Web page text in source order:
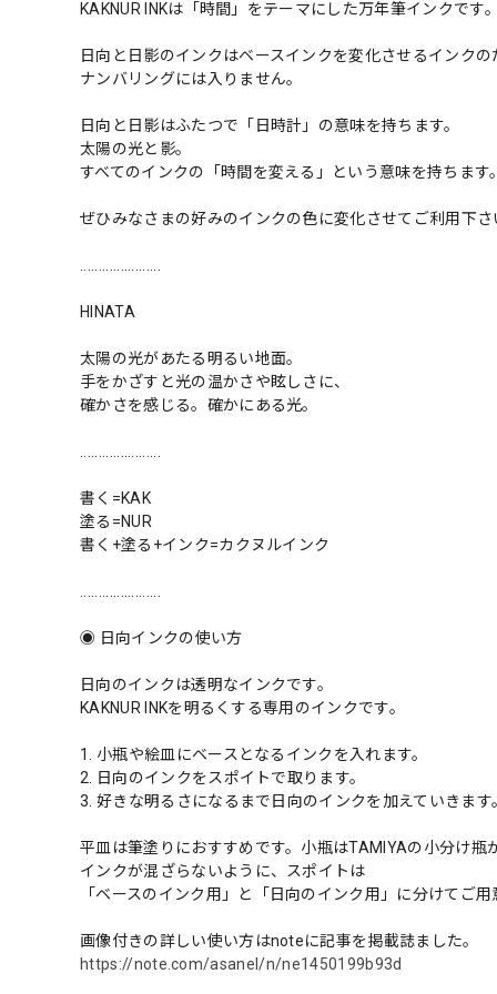
KAKNUR INKは「時間」をテーマにした万年筆インクです。
日向と日影のインクはベースインクを変化させるインクの
ナンバリングには入りません。
日向と日影はふたつで「日時計」の意味を持ちます。
太陽の光と影。
すべてのインクの「時間を変える」という意味を持ちます。
ぜひみなさまの好みのインクの色に変化させてご利用下さ
HINATA
太陽の光があたる明るい地面。
手をかざすと光の温かさや眩しさに、
確かさを感じる。確かにある光。
書く=KAK
塗る=NUR
書く+塗る+インク=カクヌルインク
◉ 日向インクの使い方
日向のインクは透明なインクです。
KAKNUR INKを明るくする専用のインクです。
1. 小瓶や絵皿にベースとなるインクを入れます。
2. 日向のインクをスポイトで取ります。
3. 好きな明るさになるまで日向のインクを加えていきます
平皿は筆塗りにおすすめです。小瓶はTAMIYAの小分け瓶
インクが混ざらないように、スポイトは
「ベースのインク用」と「日向のインク用」に分けてご用
画像付きの詳しい使い方はnoteに記事を掲載誌ました。
https://note.com/asanel/n/ne1450199b93d